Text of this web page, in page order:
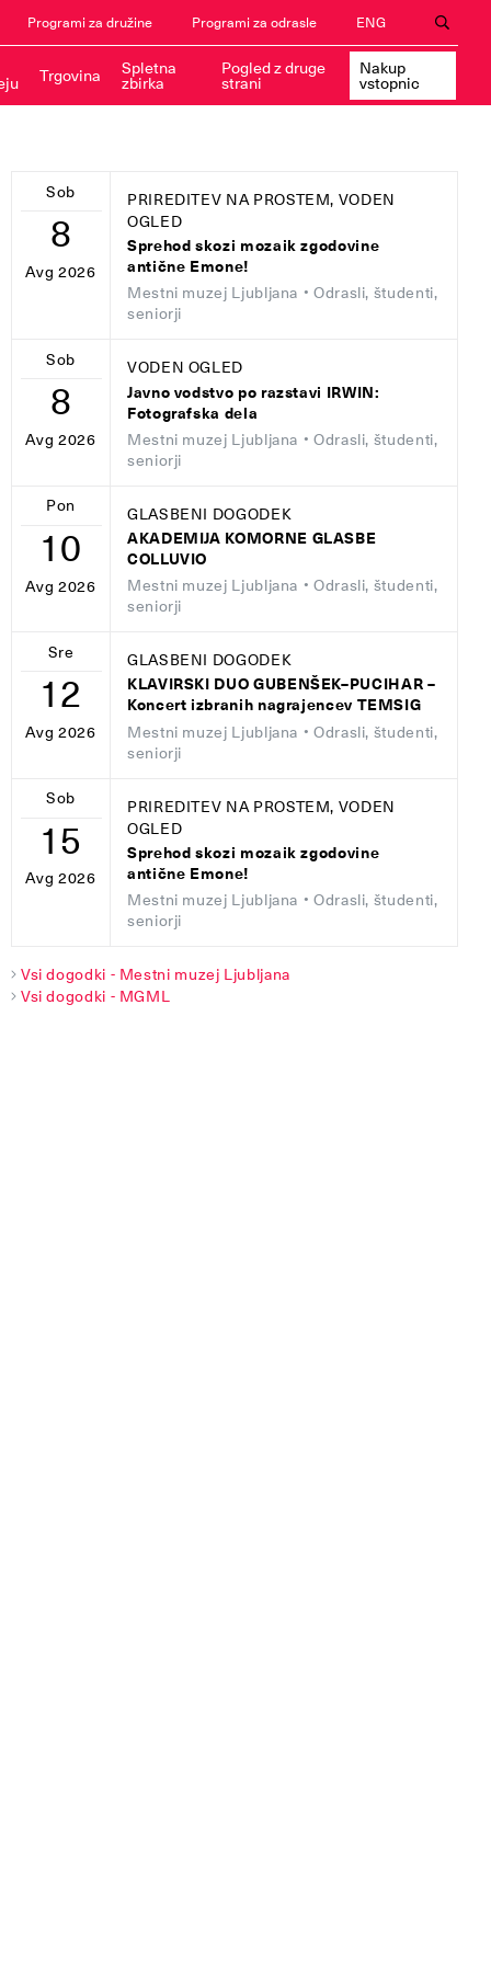
Programi za družine Programi za odrasle ENG
Trgovina Spletna
zbirka
Pogled z druge
strani
Nakup
vstopnic
Sob
8
Avg 2026
PRIREDITEV NA PROSTEM, VODEN
OGLED
Sprehod skozi mozaik zgodovine
antične Emone!
Mestni muzej Ljubljana • Odrasli, študenti,
seniorji
Sob
8
Avg 2026
VODEN OGLED
Javno vodstvo po razstavi IRWIN:
Fotografska dela
Mestni muzej Ljubljana • Odrasli, študenti,
seniorji
Pon
10
Avg 2026
GLASBENI DOGODEK
AKADEMIJA KOMORNE GLASBE
COLLUVIO
Mestni muzej Ljubljana • Odrasli, študenti,
seniorji
Sre
12
Avg 2026
GLASBENI DOGODEK
KLAVIRSKI DUO GUBENŠEK–PUCIHAR –
Koncert izbranih nagrajencev TEMSIG
Mestni muzej Ljubljana • Odrasli, študenti,
seniorji
Sob
15
Avg 2026
PRIREDITEV NA PROSTEM, VODEN
OGLED
Sprehod skozi mozaik zgodovine
antične Emone!
Mestni muzej Ljubljana • Odrasli, študenti,
seniorji
Vsi dogodki - Mestni muzej Ljubljana
Vsi dogodki - MGML